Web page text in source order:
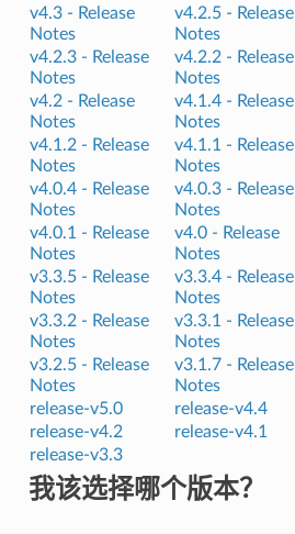
v4.3 - Release
Notes
v4.2.5 - Release
Notes
v4.2.3 - Release
Notes
v4.2.2 - Release
Notes
v4.2 - Release
Notes
v4.1.4 - Release
Notes
v4.1.2 - Release
Notes
v4.1.1 - Release
Notes
v4.0.4 - Release
Notes
v4.0.3 - Release
Notes
v4.0.1 - Release
Notes
v4.0 - Release
Notes
v3.3.5 - Release
Notes
v3.3.4 - Release
Notes
v3.3.2 - Release
Notes
v3.3.1 - Release
Notes
v3.2.5 - Release
Notes
v3.1.7 - Release
Notes
release-v5.0 release-v4.4
release-v4.2
release-v4.1
release-v3.3
我该选择哪个版本？